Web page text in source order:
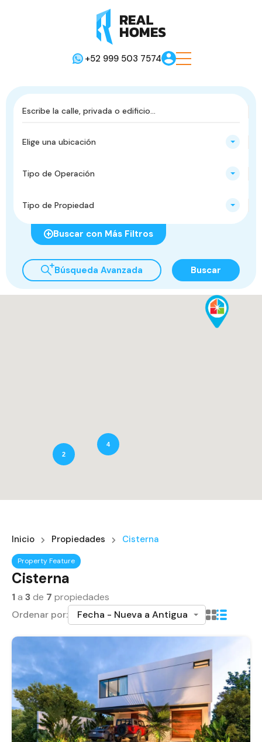
+52 999 503 7574
Elige una ubicación
Tipo de Operación
Tipo de Propiedad
Buscar con Más Filtros
Búsqueda Avanzada Buscar
4
2
Inicio Propiedades Cisterna
Property Feature
Cisterna
1a 3de 7 propiedades
Ordenar por:
Fecha - Nueva a Antigua